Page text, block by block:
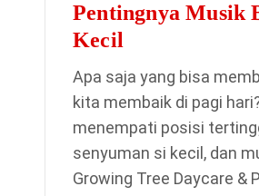
Pentingnya Musik
Kecil
Apa saja yang bisa
kita membaik di pagi
menempati posisi
senyuman si kecil, dan
Growing Tree Daycare &